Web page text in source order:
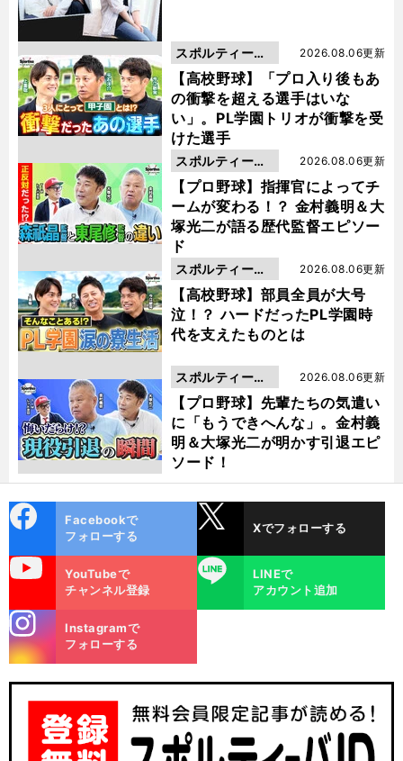
【高校野球】「プロ入り後もあ
の衝撃を超える選手はいな
い」。PL学園トリオが衝撃を受
けた選手
2026.08.06更新
スポルティーバ
動画
【プロ野球】指揮官によってチ
ームが変わる！？ 金村義明＆大
塚光二が語る歴代監督エピソー
ド
2026.08.06更新
スポルティーバ
動画
【高校野球】部員全員が大号
泣！？ ハードだったPL学園時
代を支えたものとは
2026.08.06更新
スポルティーバ
動画
【プロ野球】先輩たちの気遣い
に「もうできへんな」。金村義
明＆大塚光二が明かす引退エピ
ソード！
2026.08.06更新
スポルティーバ
動画
ok
Facebookで
フォローする
Xでフォローする
YouTubeで
チャンネル登録
LINE
LINEで
アカウント追加
m
Instagramで
フォローする